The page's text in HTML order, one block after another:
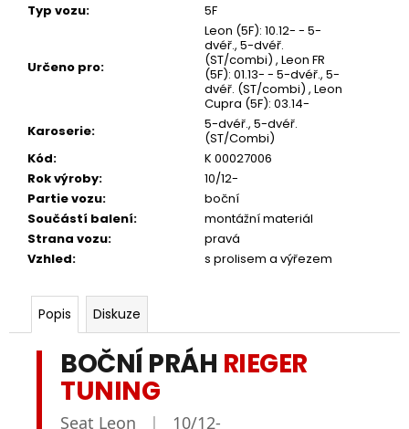
Typ vozu: 5F
Určeno pro:
Leon (5F): 10.12- - 5-
dvéř., 5-dvéř.
(ST/combi) , Leon FR
(5F): 01.13- - 5-dvéř., 5-
dvéř. (ST/combi) , Leon
Cupra (5F): 03.14-
Karoserie:
5-dvéř., 5-dvéř.
(ST/Combi)
Kód:
K 00027006
Rok výroby:
10/12-
Partie vozu:
boční
Součástí balení:
montážní materiál
Strana vozu:
pravá
Vzhled: s prolisem a výřezem
Popis Diskuze
BOČNÍ PRÁH RIEGER
TUNING
Seat Leon | 10/12-